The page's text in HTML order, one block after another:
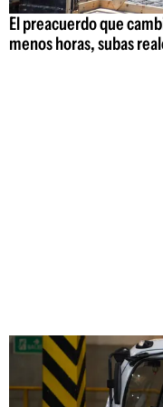
El preacuerdo que
menos horas, subas